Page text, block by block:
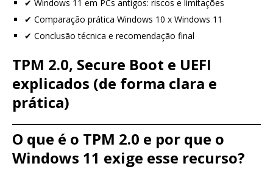
✔ Windows 11 em PCs antigos: riscos e limitações
✔ Comparação prática Windows 10 x Windows 11
✔ Conclusão técnica e recomendação final
TPM 2.0, Secure Boot e UEFI
explicados (de forma clara e
prática)
O que é o TPM 2.0 e por que o
Windows 11 exige esse recurso?